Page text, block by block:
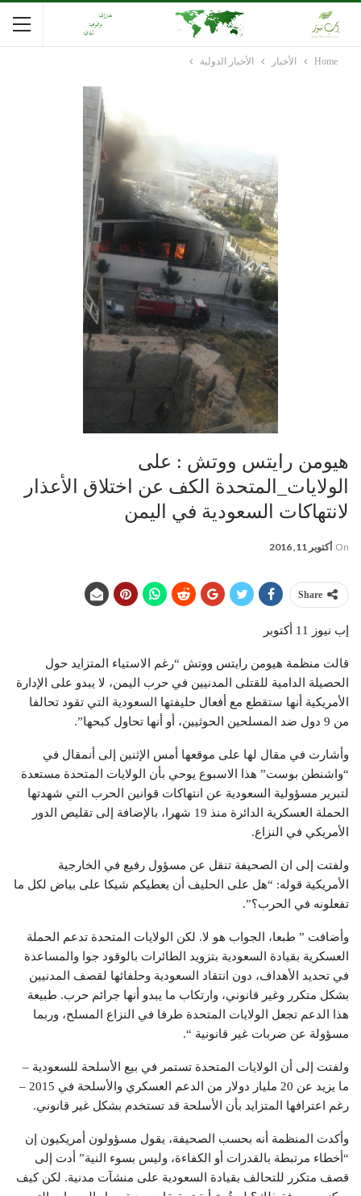
Home الأخبار الأخبار الدولية
هيومن رايتس ووتش : على
الولايات_المتحدة الكف عن اختلاق الأعذار
لانتهاكات السعودية في اليمن
On أكتوبر 11, 2016
Share
إب نيوز 11 أكتوبر
قالت منظمة هيومن رايتس ووتش “رغم الاستياء المتزايد حول
الحصيلة الدامية للقتلى المدنيين في حرب اليمن، لا يبدو على الإدارة
الأمريكية أنها ستقطع مع أفعال حليفتها السعودية التي تقود تحالفا
من 9 دول ضد المسلحين الحوثيين، أو أنها تحاول كبحها”.
وأشارت في مقال لها على موقعها أمس الإثنين إلى أنمقال في
“واشنطن بوست” هذا الاسبوع يوحي بأن الولايات المتحدة مستعدة
لتبرير مسؤولية السعودية عن انتهاكات قوانين الحرب التي شهدتها
الحملة العسكرية الدائرة منذ 19 شهرا، بالإضافة إلى تقليص الدور
الأمريكي في النزاع.
ولفتت إلى ان الصحيفة تنقل عن مسؤول رفيع في الخارجية
الأمريكية قوله: “هل على الحليف أن يعطيكم شيكا على بياض لكل ما
تفعلونه في الحرب؟”.
وأضافت ” طبعا، الجواب هو لا. لكن الولايات المتحدة تدعم الحملة
العسكرية بقيادة السعودية بتزويد الطائرات بالوقود جوا والمساعدة
في تحديد الأهداف، دون انتقاد السعودية وحلفائها لقصف المدنيين
بشكل متكرر وغير قانوني، وارتكاب ما يبدو أنها جرائم حرب. طبيعة
هذا الدعم تجعل الولايات المتحدة طرفا في النزاع المسلح، وربما
مسؤولة عن ضربات غير قانونية “.
ولفتت إلى أن الولايات المتحدة تستمر في بيع الأسلحة للسعودية –
ما يزيد عن 20 مليار دولار من الدعم العسكري والأسلحة في 2015 –
رغم اعترافها المتزايد بأن الأسلحة قد تستخدم بشكل غير قانوني.
وأكدت المنظمة أنه بحسب الصحيفة، يقول مسؤولون أمريكيون إن
“أخطاء مرتبطة بالقدرات أو الكفاءة، وليس بسوء النية” أدت إلى
قصف متكرر للتحالف بقيادة السعودية على منشآت مدنية. لكن كيف